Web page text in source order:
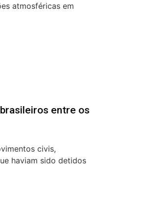
atmosféricas em
entre os
civis,
haviam sido detidos